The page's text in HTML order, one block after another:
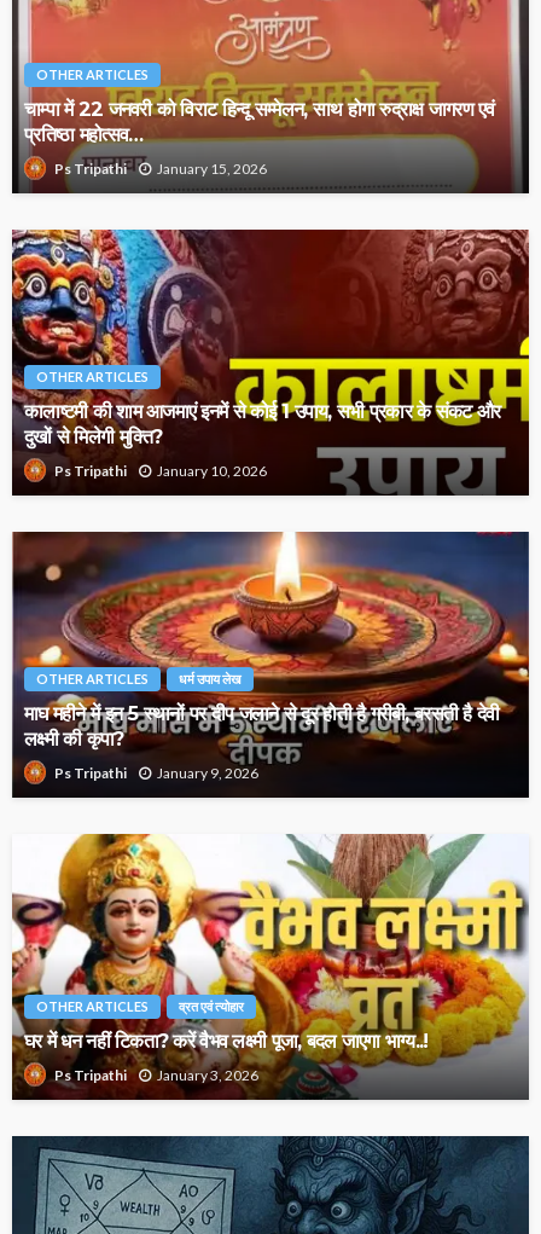
OTHER ARTICLES
चाम्पा में 22 जनवरी को विराट हिन्दू सम्मेलन, साथ होगा रुद्राक्ष जागरण एवं
प्रतिष्ठा महोत्सव…
Ps Tripathi January 15, 2026
OTHER ARTICLES
कालाष्टमी की शाम आजमाएं इनमें से कोई 1 उपाय, सभी प्रकार के संकट और
दुखों से मिलेगी मुक्ति?
Ps Tripathi January 10, 2026
OTHER ARTICLES धर्म उपाय लेख
माघ महीने में इन 5 स्थानों पर दीप जलाने से दूर होती है गरीबी, बरसती है देवी
लक्ष्मी की कृपा?
Ps Tripathi January 9, 2026
OTHER ARTICLES व्रत एवं त्योहार
घर में धन नहीं टिकता? करें वैभव लक्ष्मी पूजा, बदल जाएगा भाग्य..!
Ps Tripathi January 3, 2026